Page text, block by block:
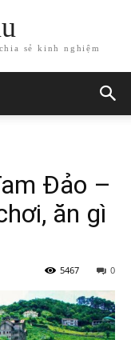
sẻ kinh nghiệm
Đảo –
ăn gì
0
5467